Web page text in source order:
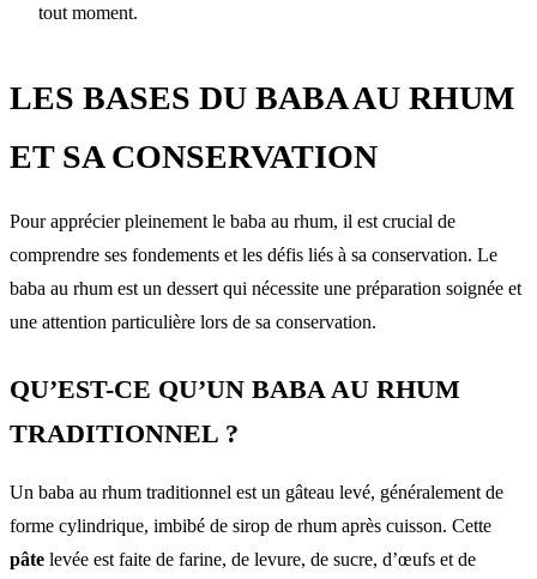
tout moment.
LES BASES DU BABA AU RHUM
ET SA CONSERVATION
Pour apprécier pleinement le baba au rhum, il est crucial de
comprendre ses fondements et les défis liés à sa conservation. Le
baba au rhum est un dessert qui nécessite une préparation soignée et
une attention particulière lors de sa conservation.
QU’EST-CE QU’UN BABA AU RHUM
TRADITIONNEL ?
Un baba au rhum traditionnel est un gâteau levé, généralement de
forme cylindrique, imbibé de sirop de rhum après cuisson. Cette
pâte levée est faite de farine, de levure, de sucre, d’œufs et de